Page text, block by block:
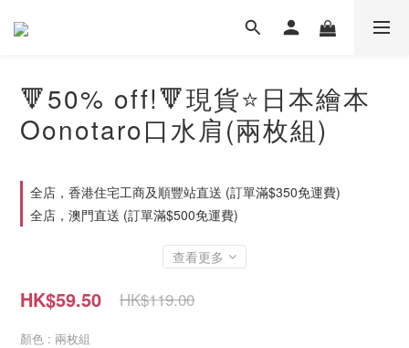
🔻50% off!🔻現貨⭐日本繪本
Oonotaro口水肩(兩枚組)
全店，香港住宅工商及順豐站直送 (訂單滿$350免運費)
全店，澳門直送 (訂單滿$500免運費)
查看更多
HK$59.50 HK$119.00
顏色 : 兩枚組